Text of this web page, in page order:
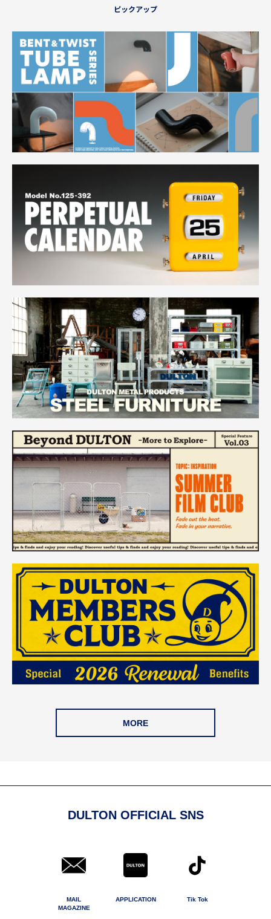
ピックアップ
MORE
DULTON OFFICIAL SNS
MAIL
MAGAZINE
APPLICATION Tik Tok